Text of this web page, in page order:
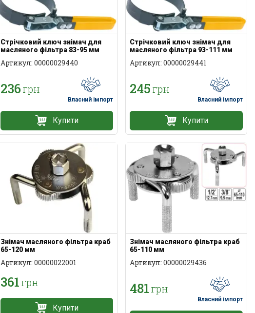
Стрічковий ключ знімач для
масляного фільтра 83-95 мм
Артикул: 00000029440
236грн
Власний імпорт
Купити
Стрічковий ключ знімач для
масляного фільтра 93-111 мм
Артикул: 00000029441
245 грн
Власний імпорт
Купити
Знімач масляного фільтра краб
65-120 мм
Артикул: 00000022001
361грн
Купити
Знімач масляного фільтра краб
65-110 мм
Артикул: 00000029436
481 грн
Власний імпорт